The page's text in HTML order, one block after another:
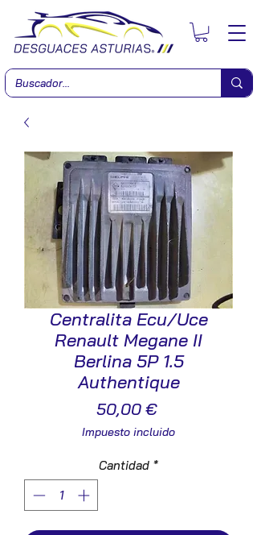
Centralita Ecu/Uce
Renault Megane II
Berlina 5P 1.5
Authentique
50,00 €Precio
Impuesto incluido
Cantidad *